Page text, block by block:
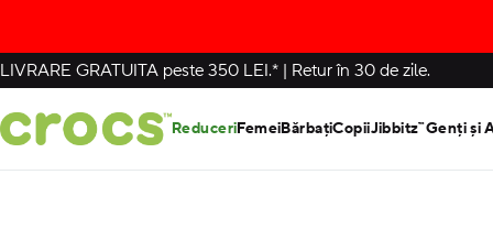
LIVRARE GRATUITA peste 350 LEI.* | Retur în 30 de zile.
ReduceriFemeiBărbațiCopiiJibbitz™Genți și